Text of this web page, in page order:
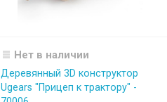
Нет в наличии
Деревянный 3D конструктор
Ugears "Прицеп к трактору" -